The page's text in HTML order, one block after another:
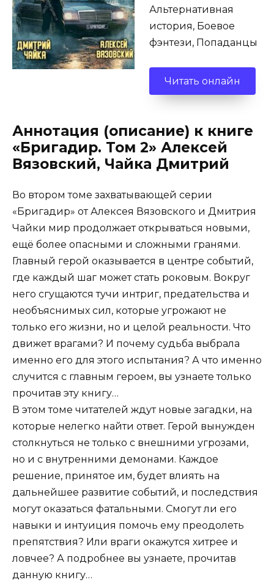
Альтернативная
история, Боевое
фэнтези, Попаданцы
Читать онлайн
Аннотация (описание) к книге
«Бригадир. Том 2» Алексей
Вязовский, Чайка Дмитрий
Во втором томе захватывающей серии
«Бригадир» от Алексея Вязовского и Дмитрия
Чайки мир продолжает открываться новыми,
ещё более опасными и сложными гранями.
Главный герой оказывается в центре событий,
где каждый шаг может стать роковым. Вокруг
него сгущаются тучи интриг, предательства и
необъяснимых сил, которые угрожают не
только его жизни, но и целой реальности. Что
движет врагами? И почему судьба выбрала
именно его для этого испытания? А что именно
случится с главным героем, вы узнаете только
прочитав эту книгу…
В этом томе читателей ждут новые загадки, на
которые нелегко найти ответ. Герой вынужден
столкнуться не только с внешними угрозами,
но и с внутренними демонами. Каждое
решение, принятое им, будет влиять на
дальнейшее развитие событий, и последствия
могут оказаться фатальными. Смогут ли его
навыки и интуиция помочь ему преодолеть
препятствия? Или враги окажутся хитрее и
ловчее? А подробнее вы узнаете, прочитав
данную книгу…